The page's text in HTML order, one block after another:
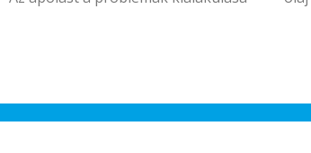
védekezőképességét.